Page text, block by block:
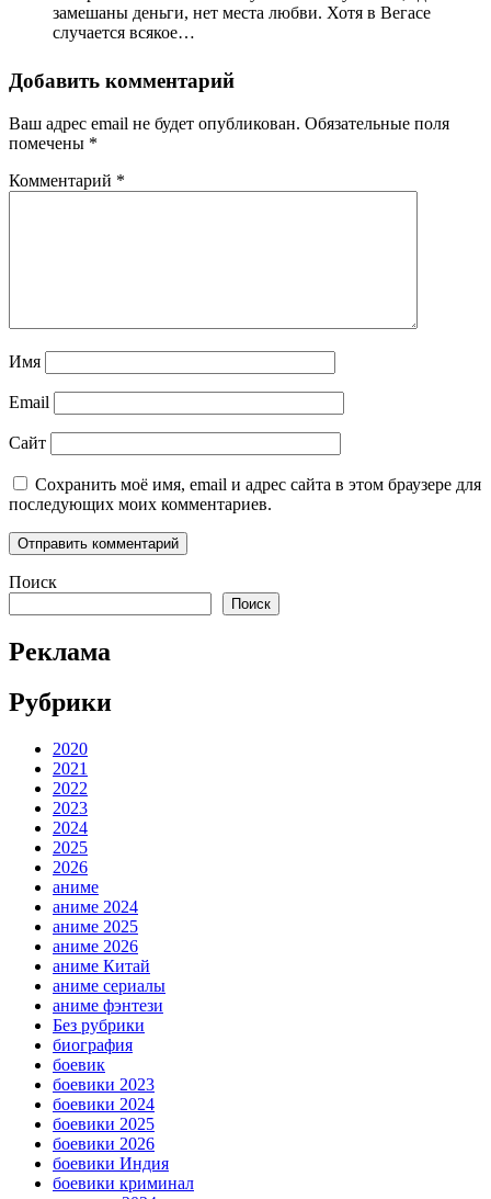
замешаны деньги, нет места любви. Хотя в Вегасе
случается всякое…
Добавить комментарий
Ваш адрес email не будет опубликован. Обязательные поля
помечены *
Комментарий *
Имя
Email
Сайт
Сохранить моё имя, email и адрес сайта в этом браузере для
последующих моих комментариев.
Поиск
Поиск
Реклама
Рубрики
2020
2021
2022
2023
2024
2025
2026
аниме
аниме 2024
аниме 2025
аниме 2026
аниме Китай
аниме сериалы
аниме фэнтези
Без рубрики
биография
боевик
боевики 2023
боевики 2024
боевики 2025
боевики 2026
боевики Индия
боевики криминал